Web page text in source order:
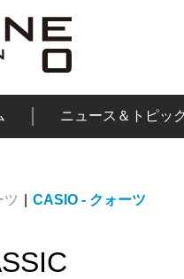
ニュース＆トピッ
ツ CASIO - クォーツ